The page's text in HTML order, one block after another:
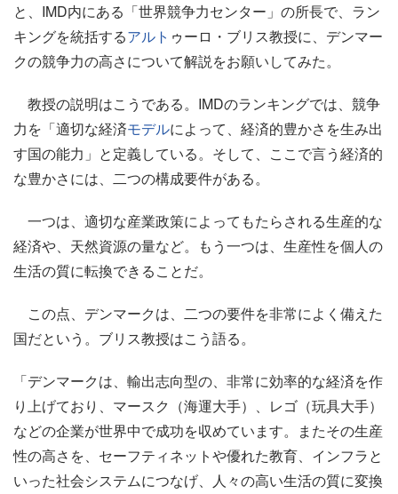
と、IMD内にある「世界競争力センター」の所長で、ラン
キングを統括するアルト ゥーロ・ブリス教授に、デンマー
クの競争力の高さについて解説をお願いしてみた。
教授の説明はこうである。IMDのランキングでは、競争
力を「適切な経済モデルによって、経済的豊かさを生み出
す国の能力」と定義している。そして、ここで言う経済的
な豊かさには、二つの構成要件がある。
一つは、適切な産業政策によってもたらされる生産的な
経済や、天然資源の量など。もう一つは、生産性を個人の
生活の質に転換できることだ。
この点、デンマークは、二つの要件を非常によく備えた
国だという。ブリス教授はこう語る。
「デンマークは、輸出志向型の、非常に効率的な経済を作
り上げており、マースク（海運大手）、レゴ（玩具大手）
などの企業が世界中で成功を収めています。またその生産
性の高さを、セーフティネットや優れた教育、インフラと
いった社会システムにつなげ、人々の高い生活の質に変換